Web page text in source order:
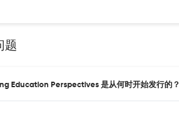
题
Education Perspectives 是从何时开始发行的？